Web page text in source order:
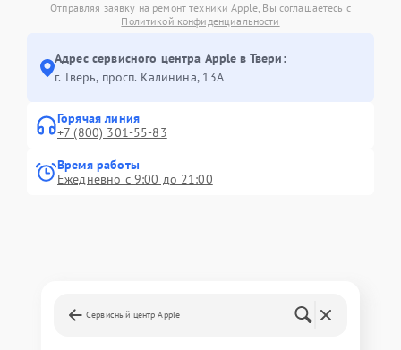
Отправляя заявку на ремонт техники Apple, Вы соглашаетесь с
Политикой конфиденциальности
Адрес сервисного центра Apple в Твери:
г. Тверь, просп. Калинина, 13А
Горячая линия
+7 (800) 301-55-83
Время работы
Ежедневно с 9:00 до 21:00
Сервисный центр Apple